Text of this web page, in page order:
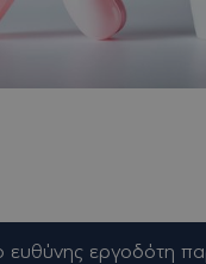
ευθύνης εργοδότη